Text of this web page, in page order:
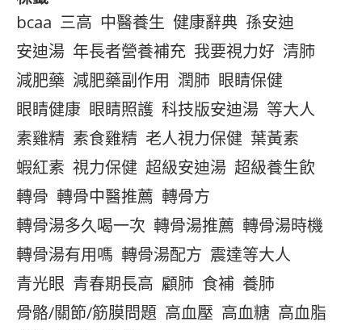
bcaa 三高 中醫養生 健康辭典 孫安迪
安迪湯 年長者營養補充 我要視力好 清肺
減肥藥 減肥藥副作用 潤肺 眼睛保健
眼睛健康 眼睛照護 科技版安迪湯 等大人
素雞精 素食雞精 老人視力保健 葉黃素
蝦紅素 視力保健 超級安迪湯 超級養生飲
轉骨 轉骨中醫推薦 轉骨方
轉骨湯多久喝一次 轉骨湯推薦 轉骨湯時機
轉骨湯有用嗎 轉骨湯配方 震達等大人
青光眼 青春期長高 顧肺 食補 養肺
骨骼/關節/筋膜問題 高血壓 高血糖 高血脂